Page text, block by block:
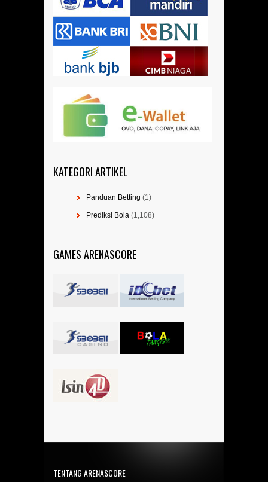
KATEGORI ARTIKEL
Panduan Betting (1)
Prediksi Bola (1,108)
GAMES ARENASCORE
TENTANG ARENASCORE